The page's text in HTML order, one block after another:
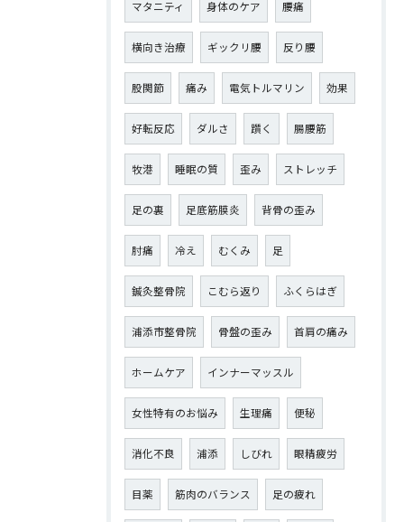
マタニティ 身体のケア 腰痛
横向き治療 ギックリ腰 反り腰
股関節 痛み 電気トルマリン 効果
好転反応 ダルさ 躓く 腸腰筋
牧港 睡眠の質 歪み ストレッチ
足の裏 足底筋膜炎 背骨の歪み
肘痛 冷え むくみ 足
鍼灸整骨院 こむら返り ふくらはぎ
浦添市整骨院 骨盤の歪み 首肩の痛み
ホームケア インナーマッスル
女性特有のお悩み 生理痛 便秘
消化不良 浦添 しびれ 眼精疲労
目薬 筋肉のバランス 足の疲れ